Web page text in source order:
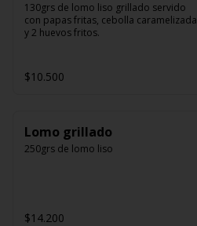
130grs de lomo liso grillado servido
con papas fritas, cebolla caramelizada
y 2 huevos fritos.
$10.500
Lomo grillado
250grs de lomo liso
$14.200